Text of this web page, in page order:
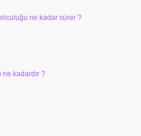
ne kadar sürer ?
ne kadardır ?